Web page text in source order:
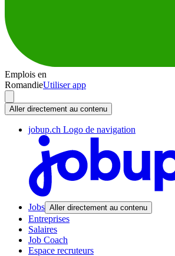
Emplois en
RomandieUtiliser app
Aller directement au contenu
jobup.ch Logo de navigation
Jobs Aller directement au contenu
Entreprises
Salaires
Job Coach
Espace recruteurs